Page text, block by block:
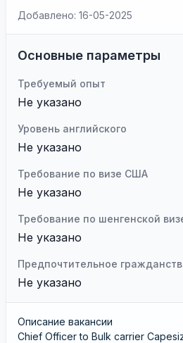
Добавлено: 16-05-2025
Основные параметры
Требуемый опыт
Не указано
Уровень английского
Не указано
Требование по визе США
Не указано
Требование по шенгенской
Не указано
Предпочтительное
Не указано
Описание вакансии
Chief Officer to Bulk carrier